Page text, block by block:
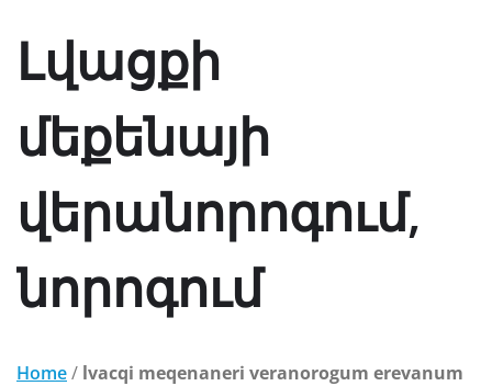
Լվացքի
մեքենայի
վերանորոգում,
նորոգում
Home/ lvacqi meqenaneri veranorogum erevanum